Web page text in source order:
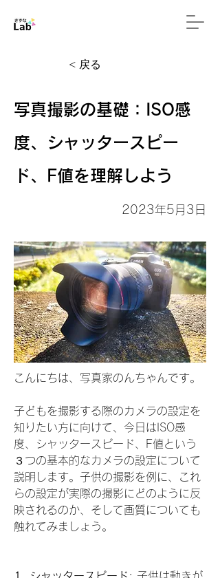
< 戻る
写真撮影の基礎：ISO感
度、シャッタースピー
ド、F値を理解しよう
2023年5月3日
こんにちは、写真家のんちゃんです。
子どもを撮影する際のカメラの設定を
知りたい方に向けて、今日はISO感
度、シャッタースピード、F値という
３つの基本的なカメラの設定について
説明します。子供の撮影を例に、これ
らの設定が実際の撮影にどのように反
映されるのか、そして画質についても
触れてみましょう。